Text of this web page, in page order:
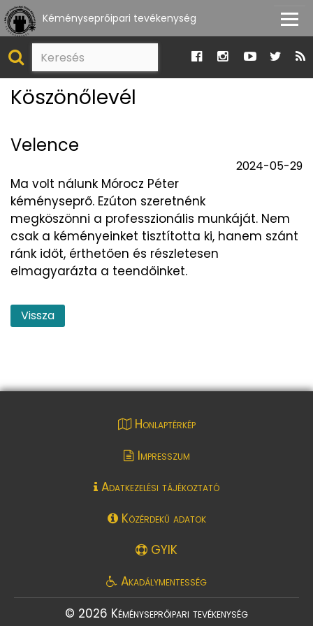
Kéményseprőipari tevékenység
Köszönőlevél
Velence
2024-05-29
Ma volt nálunk Mórocz Péter
kéményseprő. Ezúton szeretnénk
megköszönni a professzionális munkáját. Nem
csak a kéményeinket tisztította ki, hanem szánt
ránk időt, érthetően és részletesen
elmagyarázta a teendőinket.
Vissza
Honlaptérkép
Impresszum
Adatkezelési tájékoztató
Közérdekű adatok
GYIK
Akadálymentesség
© 2026 Kéményseprőipari tevékenység